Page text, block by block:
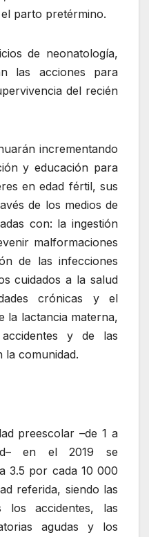
parto pretérmino.
de neonatología,
las acciones para
del recién
incrementando
y educación para
en edad fértil, sus
de los medios de
con: la ingestión
malformaciones
de las infecciones
cuidados a la salud
crónicas y el
la lactancia materna,
y de las
la comunidad.
preescolar –de 1 a
en el 2019 se
3.5 por cada 10 000
referida, siendo las
los accidentes, las
agudas y los